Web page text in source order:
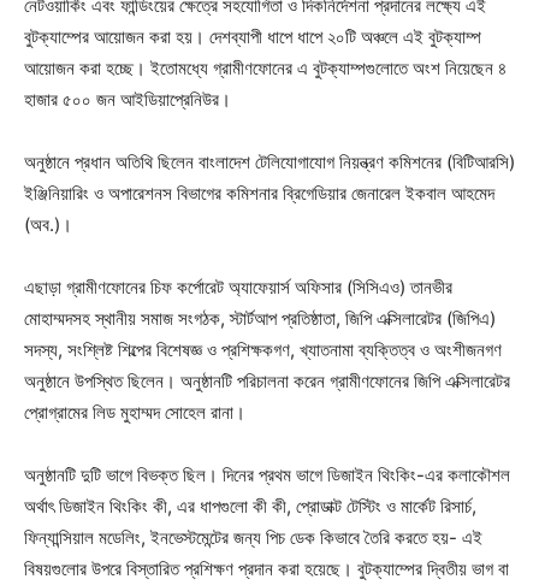
নেটওয়ার্কিং এবং ফান্ডিংয়ের ক্ষেত্রে সহযোগিতা ও দিকনির্দেশনা প্রদানের লক্ষ্যে এই
বুটক্যাম্পের আয়োজন করা হয়। দেশব্যাপী ধাপে ধাপে ২০টি অঞ্চলে এই বুটক্যাম্প
আয়োজন করা হচ্ছে। ইতোমধ্যে গ্রামীণফোনের এ বুটক্যাম্পগুলোতে অংশ নিয়েছেন ৪
হাজার ৫০০ জন আইডিয়াপ্রেনিউর।
অনুষ্ঠানে প্রধান অতিথি ছিলেন বাংলাদেশ টেলিযোগাযোগ নিয়ন্ত্রণ কমিশনের (বিটিআরসি)
ইঞ্জিনিয়ারিং ও অপারেশনস বিভাগের কমিশনার ব্রিগেডিয়ার জেনারেল ইকবাল আহমেদ
(অব.)।
এছাড়া গ্রামীণফোনের চিফ কর্পোরেট অ্যাফেয়ার্স অফিসার (সিসিএও) তানভীর
মোহাম্মদসহ স্থানীয় সমাজ সংগঠক, স্টার্টআপ প্রতিষ্ঠাতা, জিপি এক্সিলারেটর (জিপিএ)
সদস্য, সংশ্লিষ্ট শিল্পের বিশেষজ্ঞ ও প্রশিক্ষকগণ, খ্যাতনামা ব্যক্তিত্ব ও অংশীজনগণ
অনুষ্ঠানে উপস্থিত ছিলেন। অনুষ্ঠানটি পরিচালনা করেন গ্রামীণফোনের জিপি এক্সিলারেটর
প্রোগ্রামের লিড মুহাম্মদ সোহেল রানা।
অনুষ্ঠানটি দুটি ভাগে বিভক্ত ছিল। দিনের প্রথম ভাগে ডিজাইন থিংকিং-এর কলাকৌশল
অর্থাৎ ডিজাইন থিংকিং কী, এর ধাপগুলো কী কী, প্রোডাক্ট টেস্টিং ও মার্কেট রিসার্চ,
ফিন্যান্সিয়াল মডেলিং, ইনভেস্টমেন্টের জন্য পিচ ডেক কিভাবে তৈরি করতে হয়- এই
বিষয়গুলোর উপরে বিস্তারিত প্রশিক্ষণ প্রদান করা হয়েছে। বুটক্যাম্পের দ্বিতীয় ভাগ বা